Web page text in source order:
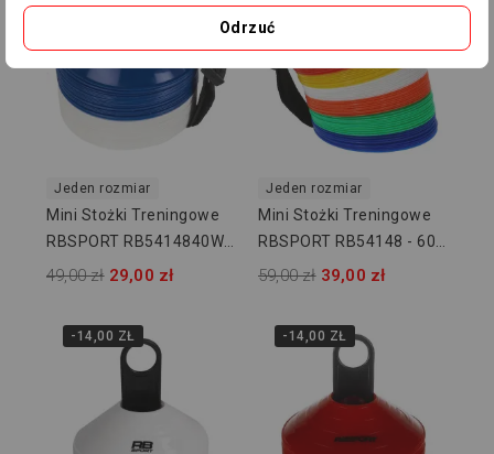
Jeden rozmiar
Mini Stożki Treningowe
RBSPORT RB5414840WB
- 40 Szt
49,00 zł 29,00 zł
Jeden rozmiar
Mini Stożki Treningowe
RBSPORT RB54148 - 60
Szt
59,00 zł 39,00 zł
-14,00 ZŁ -14,00 ZŁ
Odrzuć